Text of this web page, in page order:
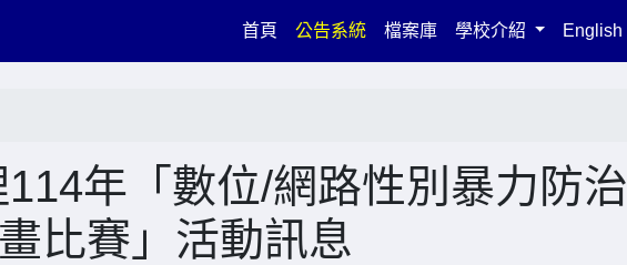
首頁(current)
公告系統 檔案庫 學校介紹 English
年「數位/網路性別暴力防治
比賽」活動訊息